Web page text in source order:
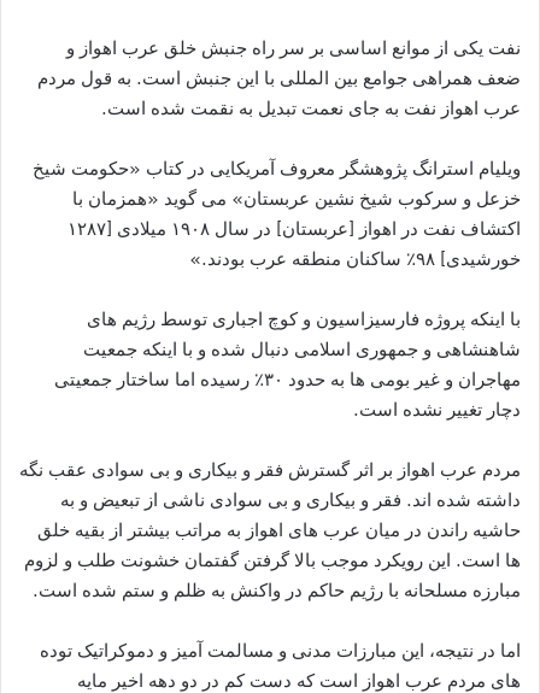
نفت یکی از موانع اساسی بر سر راه جنبش خلق عرب اهواز و
ضعف همراهی جوامع بین المللی با این جنبش است. به قول مردم
عرب اهواز نفت به جای نعمت تبدیل به نقمت شده است.
ویلیام استرانگ پژوهشگر معروف آمریکایی در کتاب «حکومت شیخ
خزعل و سرکوب شیخ نشین عربستان» می گوید «همزمان با
اکتشاف نفت در اهواز [عربستان] در سال ۱۹۰۸ میلادی [۱۲۸۷
خورشیدی] ۹۸٪ ساکنان منطقه عرب بودند.»
با اینکه پروژه فارسیزاسیون و کوچ اجباری توسط رژیم های
شاهنشاهی و جمهوری اسلامی دنبال شده و با اینکه جمعیت
مهاجران و غیر بومی ها به حدود ۳۰٪ رسیده اما ساختار جمعیتی
دچار تغییر نشده است.
مردم عرب اهواز بر اثر گسترش فقر و بیکاری و بی سوادی عقب نگه
داشته شده اند. فقر و بیکاری و بی سوادی ناشی از تبعیض و به
حاشیه راندن در میان عرب های اهواز به مراتب بیشتر از بقیه خلق
ها است. این رویکرد موجب بالا گرفتن گفتمان خشونت طلب و لزوم
مبارزه مسلحانه با رژیم حاکم در واکنش به ظلم و ستم شده است.
اما در نتیجه، این مبارزات مدنی و مسالمت آمیز و دموکراتیک توده
های مردم عرب اهواز است که دست کم در دو دهه اخیر مایه